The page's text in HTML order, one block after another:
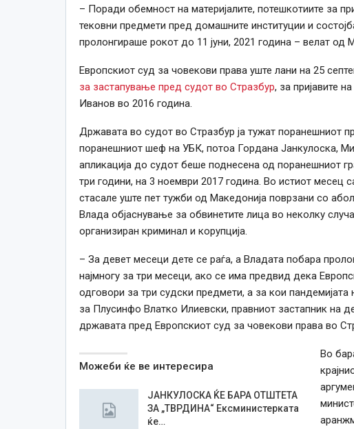
– Поради обемност на материјалите, потешкотиите за
тековни предмети пред домашните институции и
пролонгираше рокот до 11 јуни, 2021 година – велат од
Европскиот суд за човекови права уште лани на 25
за застапување пред судот во Стразбур, за пријавите
Иванов во 2016 година.
Државата во судот во Стразбур ја тужат поранешниот
поранешниот шеф на УБК, потоа Гордана Јанкулоска,
апликација до судот беше поднесена од поранешниот
три години, на 3 ноември 2017 година. Во истиот
стасале уште пет тужби од Македонија поврзани со
Влада објаснување за обвинетите лица во неколку
организиран криминал и корупција.
– За девет месеци дете се раѓа, а Владата побара
најмногу за три месеци, ако се има предвид дека
одговори за три судски предмети, а за кои
за Плусинфо Влатко Илиевски, правниот застапник на
државата пред Европскиот суд за човекови права во
Можеби ќе ве интересира
ЈАНКУЛОСКА ЌЕ БАРА ОТШТЕТА
ЗА „ТВРДИНА“ Ексминистерката
ќе…
Во